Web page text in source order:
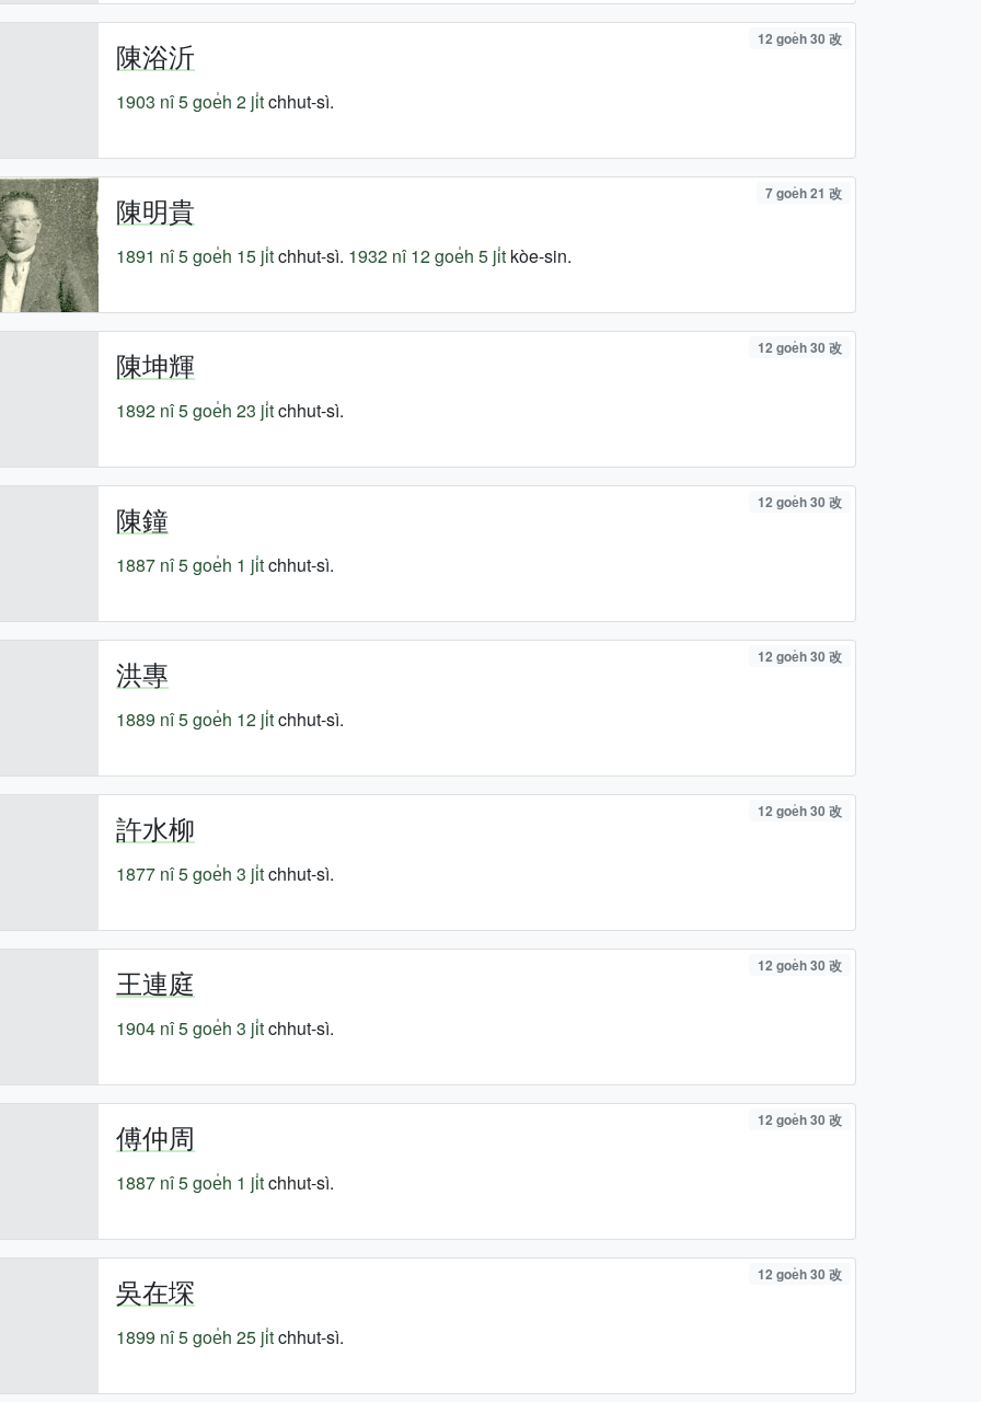
陳浴沂 12 goe̍h 30 改
1903 nî5 goe̍h 2 ji̍tchhut-sì.
陳明貴 7 goe̍h 21 改
1891 nî5 goe̍h 15 ji̍tchhut-sì. 1932 nî 12 goe̍h 5 ji̍t kòe-sin.
陳坤輝 12 goe̍h 30 改
1892 nî5 goe̍h 23 ji̍tchhut-sì.
陳鐘 12 goe̍h 30 改
1887 nî5 goe̍h 1 ji̍tchhut-sì.
洪專 12 goe̍h 30 改
1889 nî5 goe̍h 12 ji̍tchhut-sì.
許水柳 12 goe̍h 30 改
1877 nî5 goe̍h 3 ji̍tchhut-sì.
王連庭 12 goe̍h 30 改
1904 nî5 goe̍h 3 ji̍tchhut-sì.
傅仲周 12 goe̍h 30 改
1887 nî5 goe̍h 1 ji̍tchhut-sì.
吳在堔 12 goe̍h 30 改
1899 nî5 goe̍h 25 ji̍tchhut-sì.